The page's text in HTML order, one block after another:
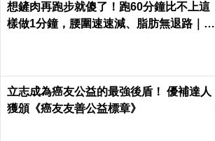
想鏟肉再跑步就傻了！跑60分鐘比不上這
樣做1分鐘，腰圍速速減、脂肪無退路｜每
立志成為癌友公益的最強後盾！ 優補達人
獲頒《癌友友善公益標章》